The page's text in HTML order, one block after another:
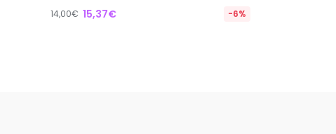
14,00€ 15,37€ -6%